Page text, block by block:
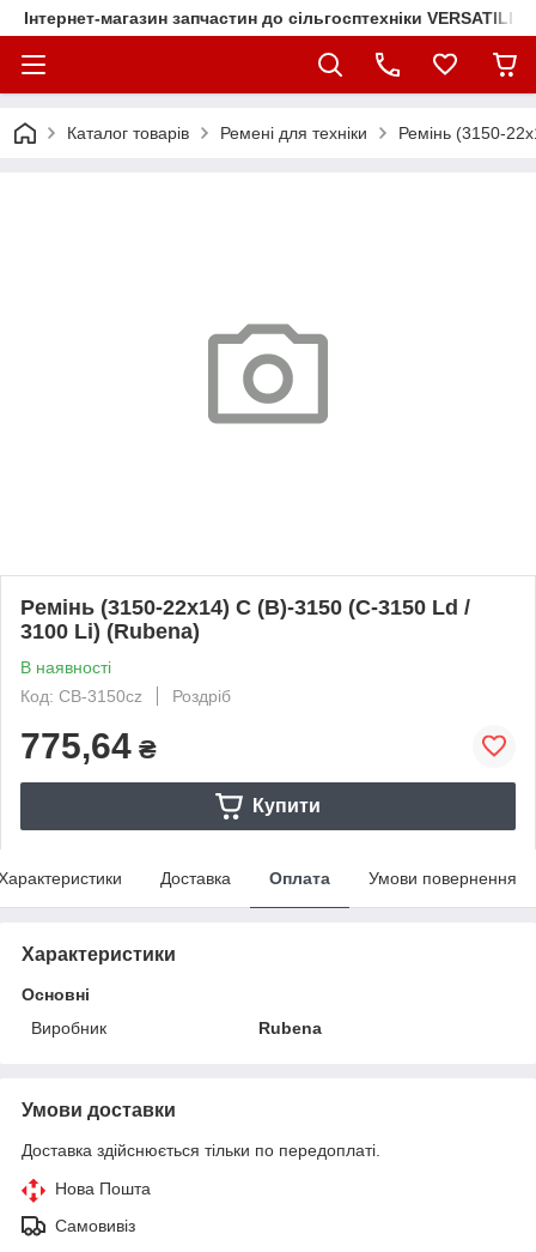
Інтернет-магазин запчастин до сільгосптехніки VERSATILE
Каталог товарів Ремені для техніки Ремінь (3150-
Ремінь (3150-22х14) С (В)-3150 (C-3150 Ld /
3100 Li) (Rubena)
В наявності
Код: СВ-3150cz
Роздріб
775,64 ₴
Купити
Доставка Оплата Умови повернення
Характеристики
Основні
Виробник
Rubena
Умови доставки
Доставка здійснюється тільки по передоплаті.
Нова Пошта
Самовивіз